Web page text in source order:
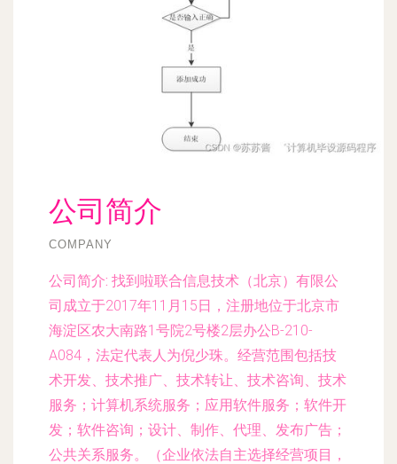
公司简介
COMPANY
公司简介: 找到啦联合信息技术（北京）有限公
司成立于2017年11月15日，注册地位于北京市
海淀区农大南路1号院2号楼2层办公B-210-
A084，法定代表人为倪少珠。经营范围包括技
术开发、技术推广、技术转让、技术咨询、技术
服务；计算机系统服务；应用软件服务；软件开
发；软件咨询；设计、制作、代理、发布广告；
公共关系服务。（企业依法自主选择经营项目，